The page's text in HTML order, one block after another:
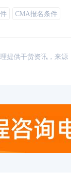
CMA报名条件
提供干货资讯，来